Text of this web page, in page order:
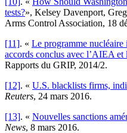
tests?», Kelsey Davenport,
Arms Control Association, 18
[11]. « Le programme nucléaire
accords conclus avec l’AIEA et
Rapports du GRIP, 2014/2.
[12]. « U.S. blacklists firms,
Reuters, 24 mars 2016.
[13]. « Nouvelles sanctions
News, 8 mars 2016.